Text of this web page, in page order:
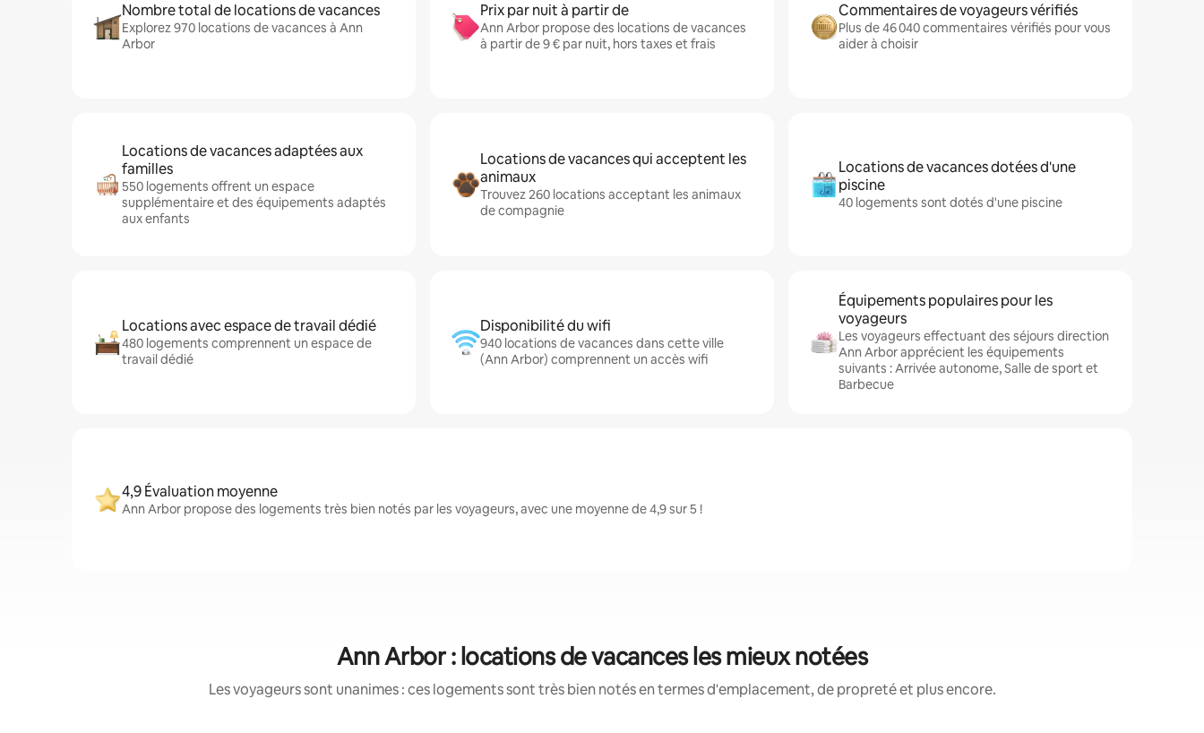
Nombre total de locations de vacances
Explorez 970 locations de vacances à Ann
Arbor
Prix par nuit à partir de
Ann Arbor propose des locations de vacances
à partir de 9 € par nuit, hors taxes et frais
Commentaires de voyageurs vérifiés
Plus de 46 040 commentaires vérifiés pour vous
aider à choisir
Locations de vacances adaptées aux
familles
550 logements offrent un espace
supplémentaire et des équipements adaptés
aux enfants
Locations de vacances qui acceptent les
animaux
Trouvez 260 locations acceptant les animaux
de compagnie
Locations de vacances dotées d'une
piscine
40 logements sont dotés d'une piscine
Locations avec espace de travail dédié
480 logements comprennent un espace de
travail dédié
Disponibilité du wifi
940 locations de vacances dans cette ville
(Ann Arbor) comprennent un accès wifi
Équipements populaires pour les
voyageurs
Les voyageurs effectuant des séjours direction
Ann Arbor apprécient les équipements
suivants : Arrivée autonome, Salle de sport et
Barbecue
4,9 Évaluation moyenne
Ann Arbor propose des logements très bien notés par les voyageurs, avec une moyenne de 4,9 sur 5 !
Ann Arbor : locations de vacances les mieux notées
Les voyageurs sont unanimes : ces logements sont très bien notés en termes d'emplacement, de propreté et plus encore.